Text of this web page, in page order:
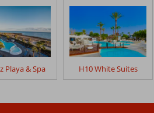
Playa & Spa H10 White Suites